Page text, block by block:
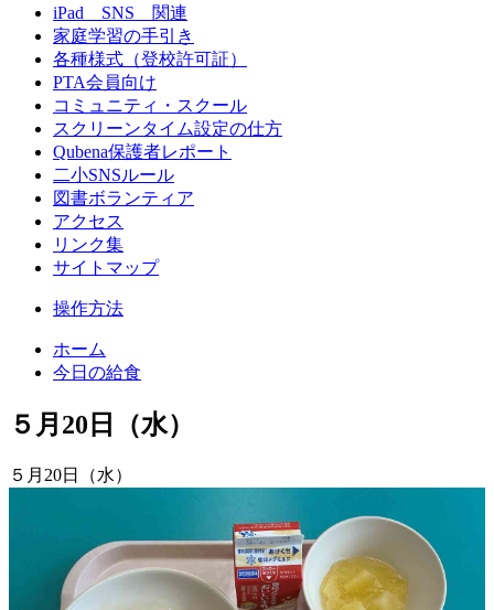
iPad SNS 関連
家庭学習の手引き
各種様式（登校許可証）
PTA会員向け
コミュニティ・スクール
スクリーンタイム設定の仕方
Qubena保護者レポート
二小SNSルール
図書ボランティア
アクセス
リンク集
サイトマップ
操作方法
ホーム
今日の給食
５月20日（水）
５月20日（水）